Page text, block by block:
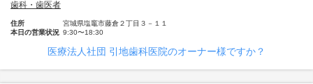
歯科・歯医者
住所
宮城県塩竈市藤倉２丁目３－１１
本日の営業状況 9:30〜18:30
医療法人社団 引地歯科医院のオーナー様ですか？